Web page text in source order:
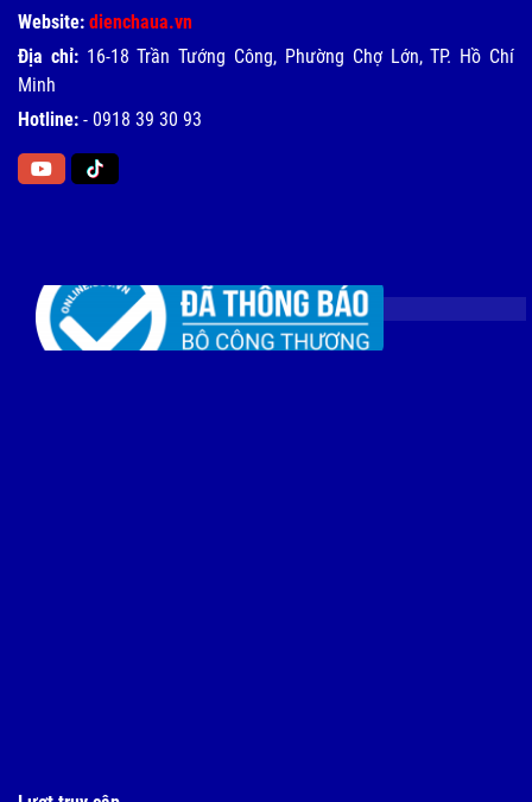
Website: dienchaua.vn
Địa chỉ: 16-18 Trần Tướng Công, Phường Chợ Lớn, TP. Hồ Chí
Minh
Hotline: - 0918 39 30 93